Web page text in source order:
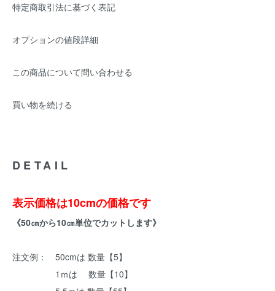
特定商取引法に基づく表記
オプションの値段詳細
この商品について問い合わせる
買い物を続ける
DETAIL
表示価格は10cmの価格です
《50㎝から10㎝単位でカットします》
注文例： 50cmは 数量【5】
1ｍは 数量【10】